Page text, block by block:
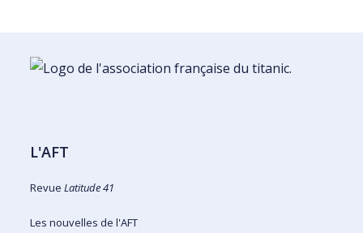
L'AFT
RevueLatitude 41
Les nouvelles de l'AFT